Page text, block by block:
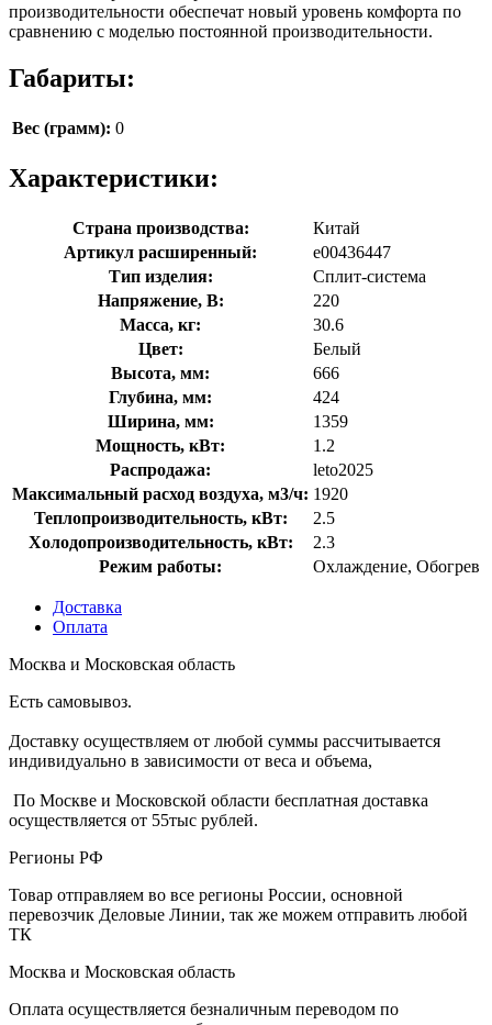
производительности обеспечат новый уровень комфорта по
сравнению с моделью постоянной производительности.
Габариты:
Вес (грамм): 0
Характеристики:
Страна производства:
Китай
Артикул расширенный:
e00436447
Тип изделия:
Сплит-система
Напряжение, В:
220
Масса, кг:
30.6
Цвет:
Белый
Высота, мм:
666
Глубина, мм:
424
Ширина, мм:
1359
Мощность, кВт:
1.2
Распродажа:
leto2025
Максимальный расход воздуха, м3/ч: 1920
Теплопроизводительность, кВт:
2.5
Холодопроизводительность, кВт:
2.3
Режим работы:
Охлаждение, Обогрев
Доставка
Оплата
Москва и Московская область
Есть самовывоз.
Доставку осуществляем от любой суммы рассчитывается
индивидуально в зависимости от веса и объема,
По Москве и Московской области бесплатная доставка
осуществляется от 55тыс рублей.
Регионы РФ
Товар отправляем во все регионы России, основной
перевозчик Деловые Линии, так же можем отправить любой
ТК
Москва и Московская область
Оплата осуществляется безналичным переводом по